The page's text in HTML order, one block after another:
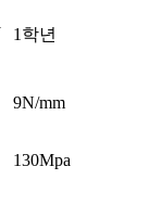
1학년
9N/mm
130Mpa